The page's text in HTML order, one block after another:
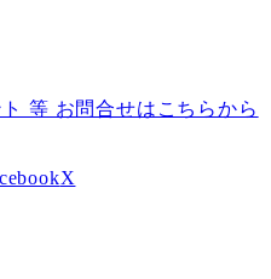
等 お問合せはこちらから
X